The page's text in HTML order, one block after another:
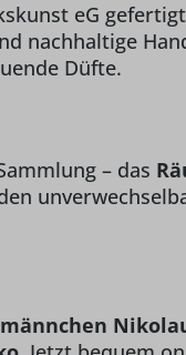
eG
nachhaltige
Düfte.
– das